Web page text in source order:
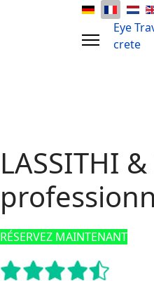
Eye
crete
LASSITHI
RÉSERVEZ MAINTENANT